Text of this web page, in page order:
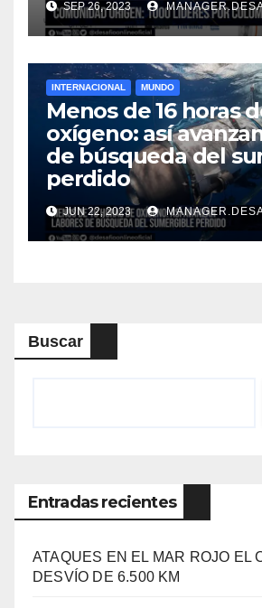
SEP 26, 2023
INTERNACIONAL MUNDO
Menos de 16 horas
oxígeno: así
de búsqueda del
perdido
JUN 22, 2023
Buscar
Entradas recientes
ATAQUES EN EL MAR ROJO EL
DESVÍO DE 6.500 KM